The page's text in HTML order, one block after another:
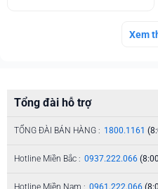
Xem
Tổng đài hỗ trợ
TỔNG ĐÀI BÁN HÀNG : 1800.1161
Hotline Miền Bắc : 0937.222.066
Hotline Miền Nam : 0961.222.066